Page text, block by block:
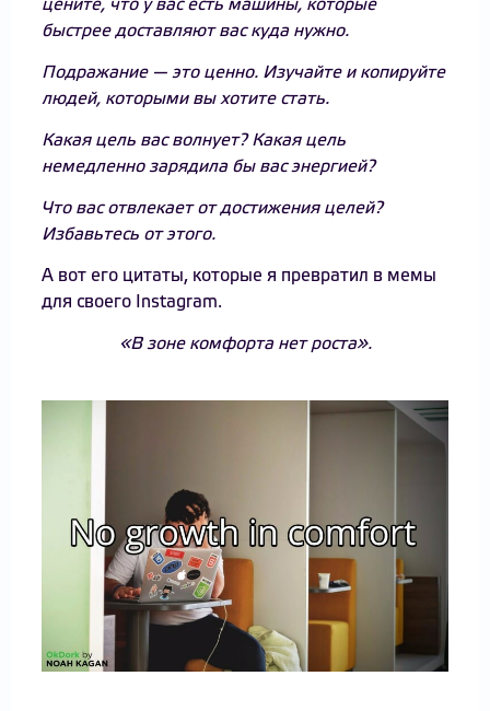
цените, что у вас есть машины, которые
быстрее доставляют вас куда нужно.
Подражание — это ценно. Изучайте и копируйте
людей, которыми вы хотите стать.
Какая цель вас волнует? Какая цель
немедленно зарядила бы вас энергией?
Что вас отвлекает от достижения целей?
Избавьтесь от этого.
А вот его цитаты, которые я превратил в мемы
для своего Instagram.
«В зоне комфорта нет роста».